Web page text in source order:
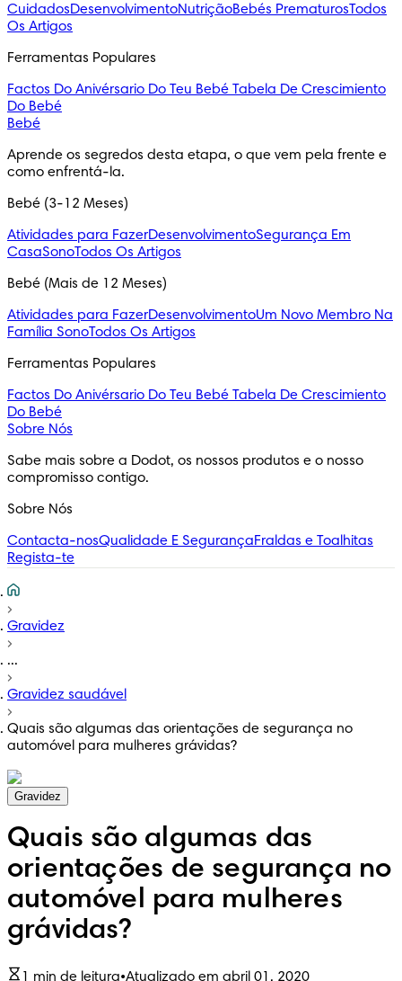
CuidadosDesenvolvimentoNutriçãoBebés PrematurosTodos
Os Artigos
Ferramentas Populares
Factos Do Anivérsario Do Teu Bebé Tabela De Crescimiento
Do Bebé
Bebé
Aprende os segredos desta etapa, o que vem pela frente e
como enfrentá-la.
Bebé (3-12 Meses)
Atividades para FazerDesenvolvimentoSegurança Em
CasaSonoTodos Os Artigos
Bebé (Mais de 12 Meses)
Atividades para FazerDesenvolvimentoUm Novo Membro Na
Família SonoTodos Os Artigos
Ferramentas Populares
Factos Do Anivérsario Do Teu Bebé Tabela De Crescimiento
Do Bebé
Sobre Nós
Sabe mais sobre a Dodot, os nossos produtos e o nosso
compromisso contigo.
Sobre Nós
Contacta-nosQualidade E SegurançaFraldas e Toalhitas
Regista-te
Gravidez
...
Gravidez saudável
Quais são algumas das orientações de segurança no
automóvel para mulheres grávidas?
Gravidez
Quais são algumas das
orientações de segurança no
automóvel para mulheres
grávidas?
1 min de leitura•Atualizado em abril 01, 2020